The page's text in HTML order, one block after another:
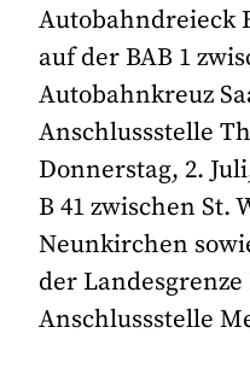
Autobahndreieck
auf der BAB 1
Autobahnkreuz
Anschlussstelle
Donnerstag, 2.
B 41 zwischen St.
Neunkirchen
der
Anschlussstelle